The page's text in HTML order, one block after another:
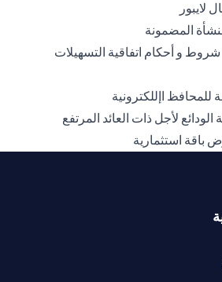
لايبور
المضمونة
30 سبتمبر 2021 – شروط و أحكام اتفاقية التسهيلات
للمحافظ اإللكترونية
لأجل ذات العائد المرتفع
باقة استثمارية